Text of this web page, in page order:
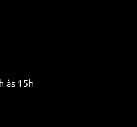
às 15h